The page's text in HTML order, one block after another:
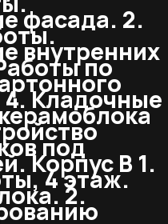
фасада. 2.
внутренних
по
4. Кладочные
под
Корпус В 1.
4 этаж.
2.